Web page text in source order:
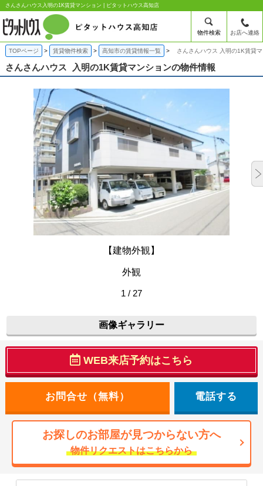
さんさんハウス入明の1K賃貸マンション | ピタットハウス高知店
物件検索 お店へ連絡
TOPページ 賃貸物件検索 高知市の賃貸情報一覧 さんさんハウス 入明の1K賃貸
さんさんハウス 入明の1K賃貸マンションの物件情報
【建物外観】
外観
1 / 27
画像ギャラリー
WEB来店予約はこちら
電話する
お探しのお部屋が見つからない方へ
物件リクエストはこちらから